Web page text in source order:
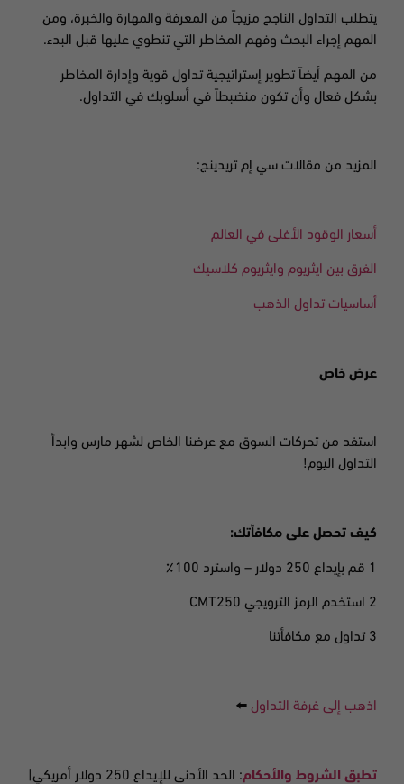
يتطلب التداول الناجح مزيجاً من المعرفة والمهارة والخبرة، ومن
المهم إجراء البحث وفهم المخاطر التي تنطوي عليها قبل البدء.
من المهم أيضاً تطوير إستراتيجية تداول قوية وإدارة المخاطر
بشكل فعال وأن تكون منضبطاً في أسلوبك في التداول.
المزيد من مقالات سي إم تريدينج:
أسعار الوقود الأغلى في العالم
الفرق بين ايثريوم وايثريوم كلاسيك
أساسيات تداول الذهب
عرض خاص
استفد من تحركات السوق مع عرضنا الخاص لشهر مارس وابدأ
التداول اليوم!
كيف تحصل على مكافأتك:
1 قم بإيداع 250 دولار – واسترد 100٪
2 استخدم الرمز الترويجي CMT250
3 تداول مع مكافأتنا
اذهب إلى غرفة التداول ⬅️
تطبق الشروط والأحكام:
الحد الأدنى للإيداع 250 دولار أمريكي|